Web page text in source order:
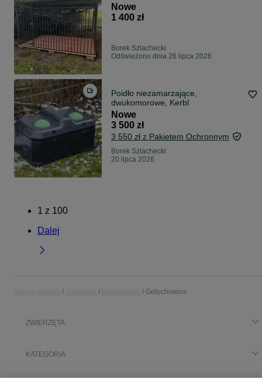
Nowe
1 400 zł
Borek Szlachecki
Odświeżono dnia 26 lipca 2026
Poidło niezamarzające,
dwukomorowe, Kerbl
Nowe
3 500 zł
3 550 zł z Pakietem Ochronnym
Borek Szlachecki
20 lipca 2026
1 z 100
Dalej
Gołuchowice
ZWIERZĘTA
KATEGORIA